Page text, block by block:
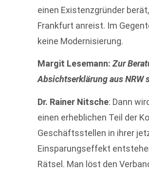
einen Existenzgründer
Frankfurt anreist. Im
keine Modernisierung.
Margit Lesemann:Zur
Absichtserklärung aus NRW
Dr. Rainer Nitsche: Dann
einen erheblichen Teil der
Geschäftsstellen in ihrer
Einsparungseffekt
Rätsel. Man löst den